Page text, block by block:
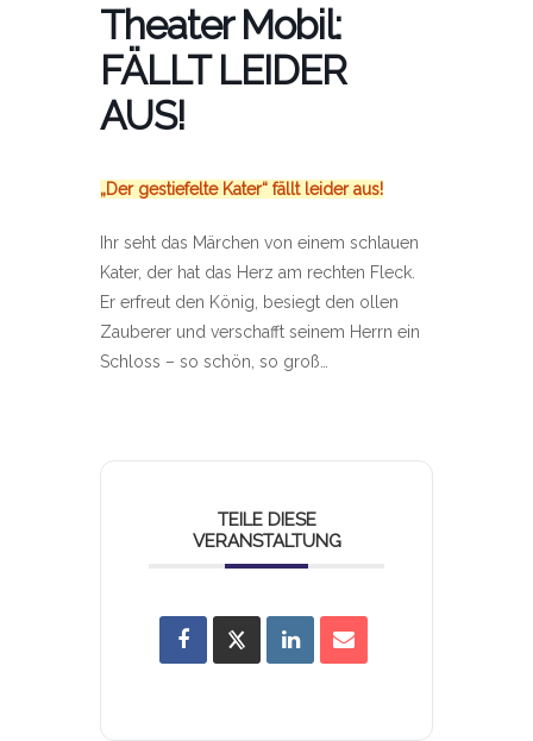
Theater Mobil:
FÄLLT LEIDER
AUS!
„Der gestiefelte Kater“ fällt leider aus!
Ihr seht das Märchen von einem schlauen
Kater, der hat das Herz am rechten Fleck.
Er erfreut den König, besiegt den ollen
Zauberer und verschafft seinem Herrn ein
Schloss – so schön, so groß…
TEILE DIESE
VERANSTALTUNG